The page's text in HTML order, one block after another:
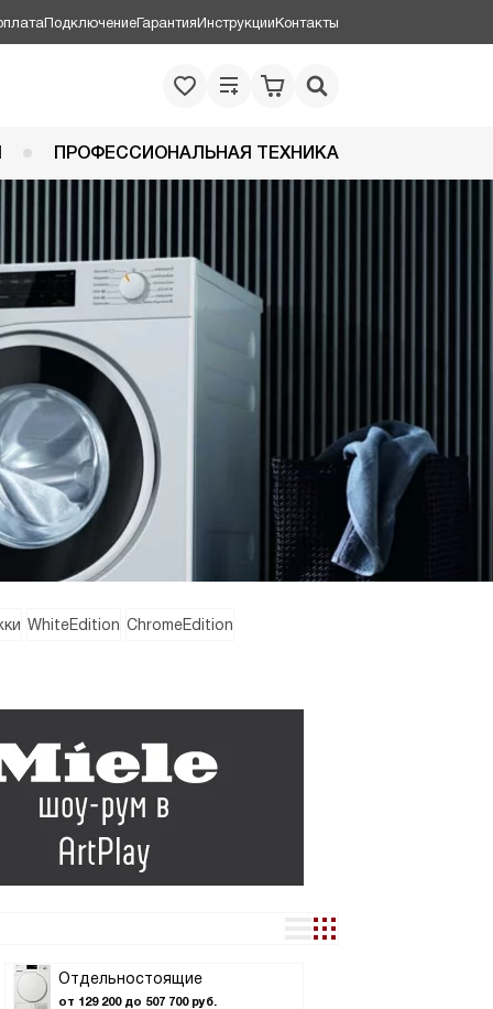
ПодключениеГарантияИнструкцииКонтакты
ПРОФЕССИОНАЛЬНАЯ ТЕХНИКА
WhiteEdition ChromeEdition
Отдельностоящие
от 129 200 до 507 700 руб.